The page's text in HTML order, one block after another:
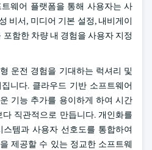
웨어 플랫폼을 통해 사용자는 사
비서, 미디어 기본 설정, 내비게이
함한 차량 내 경험을 사용자 지정
운전 경험을 기대하는 럭셔리 및
니다. 클라우드 기반 소프트웨어
기능 추가를 용이하게 하여 시간
직관적으로 만듭니다. 개인화를
템과 사용자 선호도를 통합하여
제공할 수 있는 정교한 소프트웨